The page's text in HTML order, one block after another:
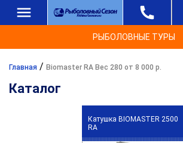
РЫБОЛОВНЫЕ ТУРЫ
Главная / Biomaster RA Вес 280 от 8 000 р.
Каталог
Катушка BIOMASTER 2500
RA